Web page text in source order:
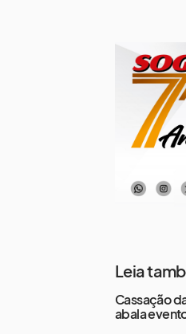
10 de
11 de agosto
Terça-
Leia
Cassação
abala